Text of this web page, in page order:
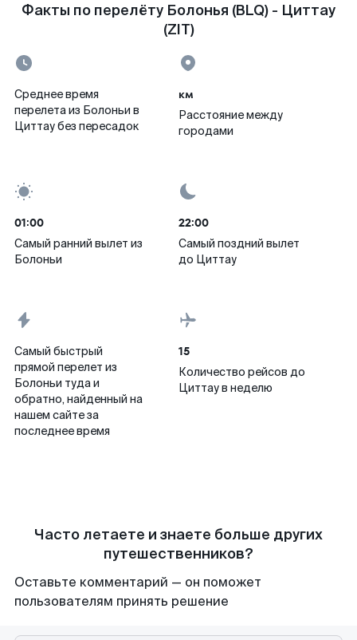
Факты по перелёту Болонья (BLQ) - Циттау
(ZIT)
Среднее время
перелета из Болоньи в
Циттау без пересадок
км
Расстояние между
городами
01:00
Самый ранний вылет из
Болоньи
22:00
Самый поздний вылет
до Циттау
Самый быстрый
прямой перелет из
Болоньи туда и
обратно, найденный на
нашем сайте за
последнее время
15
Количество рейсов до
Циттау в неделю
Часто летаете и знаете больше других
путешественников?
Оставьте комментарий — он поможет
пользователям принять решение